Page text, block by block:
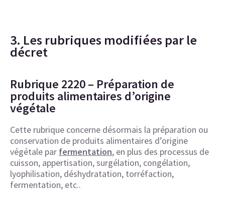
3. Les rubriques modifiées par le
décret
Rubrique 2220 – Préparation de
produits alimentaires d’origine
végétale
Cette rubrique concerne désormais la préparation ou
conservation de produits alimentaires d’origine
végétale par fermentation, en plus des processus de
cuisson, appertisation, surgélation, congélation,
lyophilisation, déshydratation, torréfaction,
fermentation, etc..